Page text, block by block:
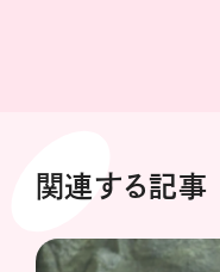
関連する記事